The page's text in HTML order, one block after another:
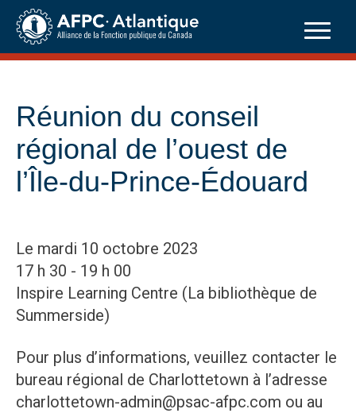
Skip
content
Réunion du conseil
régional de l’ouest de
l’Île-du-Prince-Édouard
Le mardi 10 octobre 2023
17 h 30 - 19 h 00
Inspire Learning Centre (La bibliothèque de
Summerside)
Pour plus d’informations, veuillez contacter le
bureau régional de Charlottetown à l’adresse
charlottetown-admin@psac-afpc.com ou au